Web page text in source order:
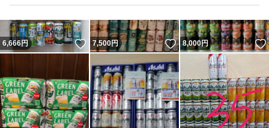
6,666円 いいね！
7,500円 いいね！
8,000円